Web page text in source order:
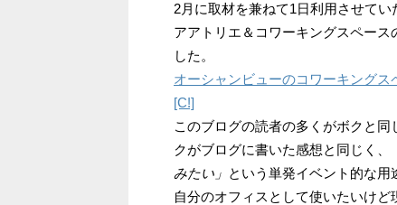
2月に取材を兼ねて1日利用させて
アアトリエ＆コワーキングスペース
した。
オーシャンビューのコワーキング
[C!]
このブログの読者の多くがボクと
クがブログに書いた感想と同じく、
みたい」 という単発イベント的な用
自分のオフィスとして使いたいけ